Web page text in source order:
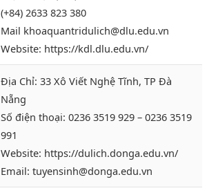
(+84) 2633 823 380
Mail khoaquantridulich@dlu.edu.vn
Website: https://kdl.dlu.edu.vn/
Địa Chỉ: 33 Xô Viết Nghệ Tĩnh, TP Đà
Nẵng
Số điện thoại: 0236 3519 929 – 0236 3519
991
Website: https://dulich.donga.edu.vn/
Email: tuyensinh@donga.edu.vn